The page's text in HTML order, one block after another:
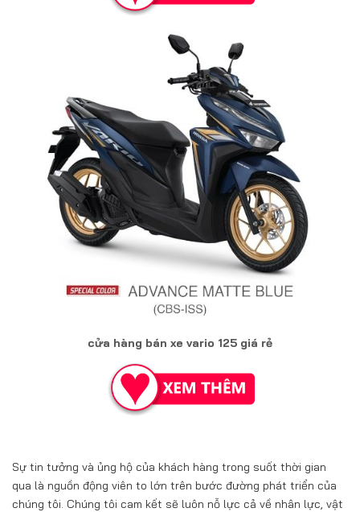
cửa hàng bán xe vario 125 giá rẻ
Sự tin tưởng và ủng hộ của khách hàng trong suốt thời gian
qua là nguồn động viên to lớn trên bước đường phát triển của
chúng tôi. Chúng tôi cam kết sẽ luôn nỗ lực cả về nhân lực, vật